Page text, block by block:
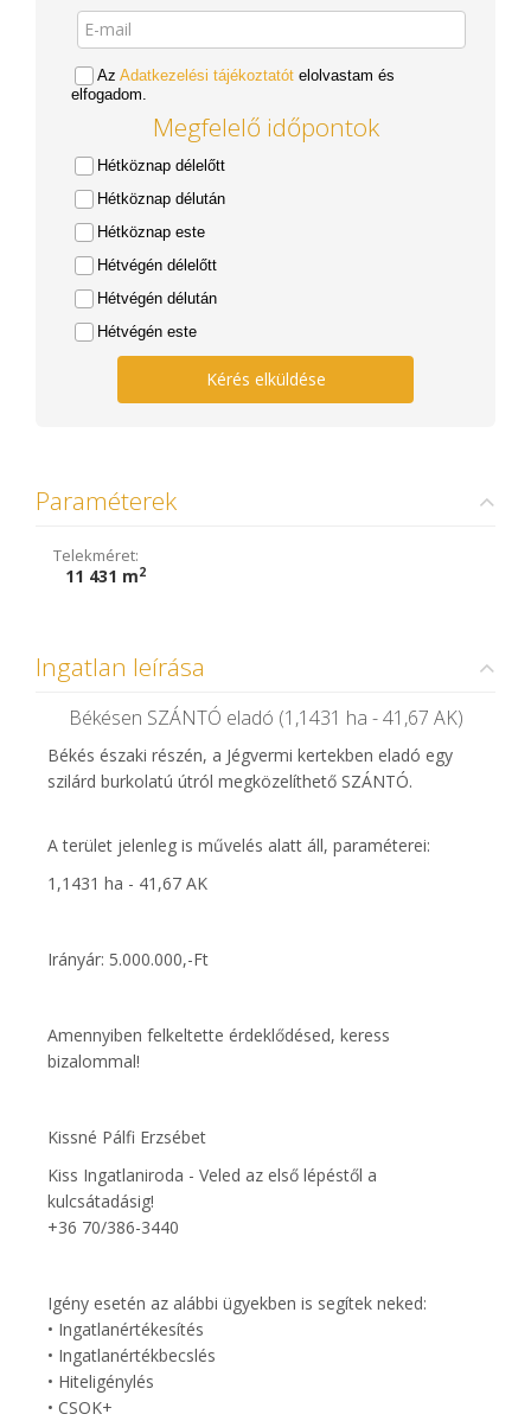
Az Adatkezelési tájékoztatót elolvastam és
elfogadom.
Megfelelő időpontok
Hétköznap délelőtt
Hétköznap délután
Hétköznap este
Hétvégén délelőtt
Hétvégén délután
Hétvégén este
Kérés elküldése
Paraméterek
Telekméret:
11 431 m2
Ingatlan leírása
Békésen SZÁNTÓ eladó (1,1431 ha - 41,67 AK)
Békés északi részén, a Jégvermi kertekben eladó egy
szilárd burkolatú útról megközelíthető SZÁNTÓ.
A terület jelenleg is művelés alatt áll, paraméterei:
1,1431 ha - 41,67 AK
Irányár: 5.000.000,-Ft
Amennyiben felkeltette érdeklődésed, keress
bizalommal!
Kissné Pálfi Erzsébet
Kiss Ingatlaniroda - Veled az első lépéstől a
kulcsátadásig!
+36 70/386-3440
Igény esetén az alábbi ügyekben is segítek neked:
• Ingatlanértékesítés
• Ingatlanértékbecslés
• Hiteligénylés
• CSOK+